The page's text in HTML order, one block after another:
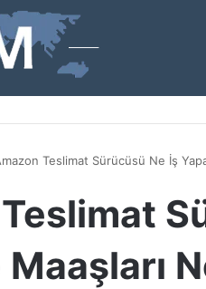
Teslimat Sürücüsü Ne İş